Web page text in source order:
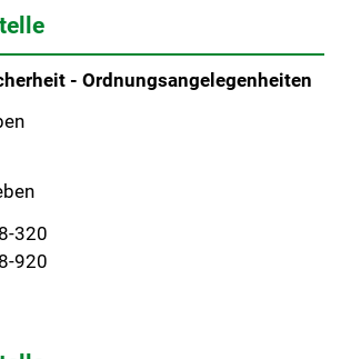
- Ordnungsangelegenheiten
320
920